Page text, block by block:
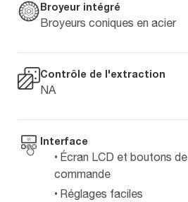
Broyeur intégré
Broyeurs coniques en acier
Contrôle de l'extraction
NA
Interface
Écran LCD et boutons de
commande
Réglages faciles